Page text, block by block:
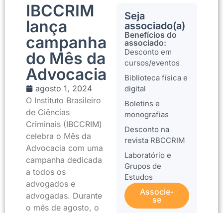
IBCCRIM
lança
campanha
do Mês da
Advocacia
agosto 1, 2024
O Instituto Brasileiro
de Ciências
Criminais (IBCCRIM)
celebra o Mês da
Advocacia com uma
campanha dedicada
a todos os
advogados e
advogadas. Durante
o mês de agosto, o
Seja
associado(a)
Benefícios do
associado:
Desconto em
cursos/eventos
Biblioteca física e
digital
Boletins e
monografias
Desconto na
revista RBCCRIM
Laboratório e
Grupos de
Estudos
Associe-
se